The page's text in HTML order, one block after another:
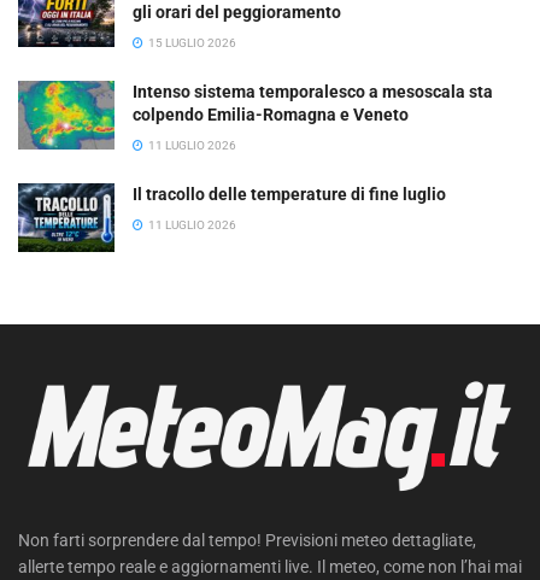
gli orari del peggioramento
15 LUGLIO 2026
Intenso sistema temporalesco a mesoscala sta
colpendo Emilia-Romagna e Veneto
11 LUGLIO 2026
Il tracollo delle temperature di fine luglio
11 LUGLIO 2026
Non farti sorprendere dal tempo! Previsioni meteo dettagliate,
allerte tempo reale e aggiornamenti live. Il meteo, come non l’hai mai